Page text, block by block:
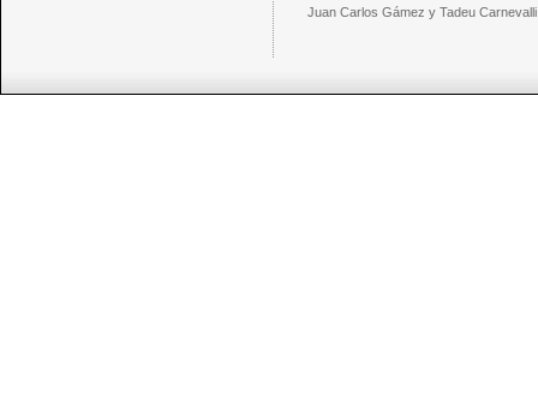
Juan Carlos Gámez y Tadeu Carnevalli